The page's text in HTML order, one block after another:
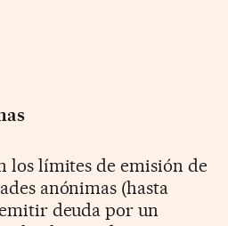
los límites de emisión de
anónimas (hasta
deuda por un